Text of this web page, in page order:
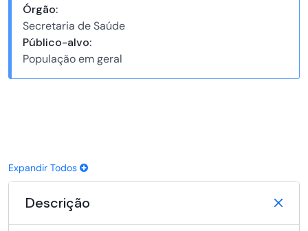
Órgão:
Secretaria de Saúde
Público-alvo:
População em geral
Expandir Todos
Descrição